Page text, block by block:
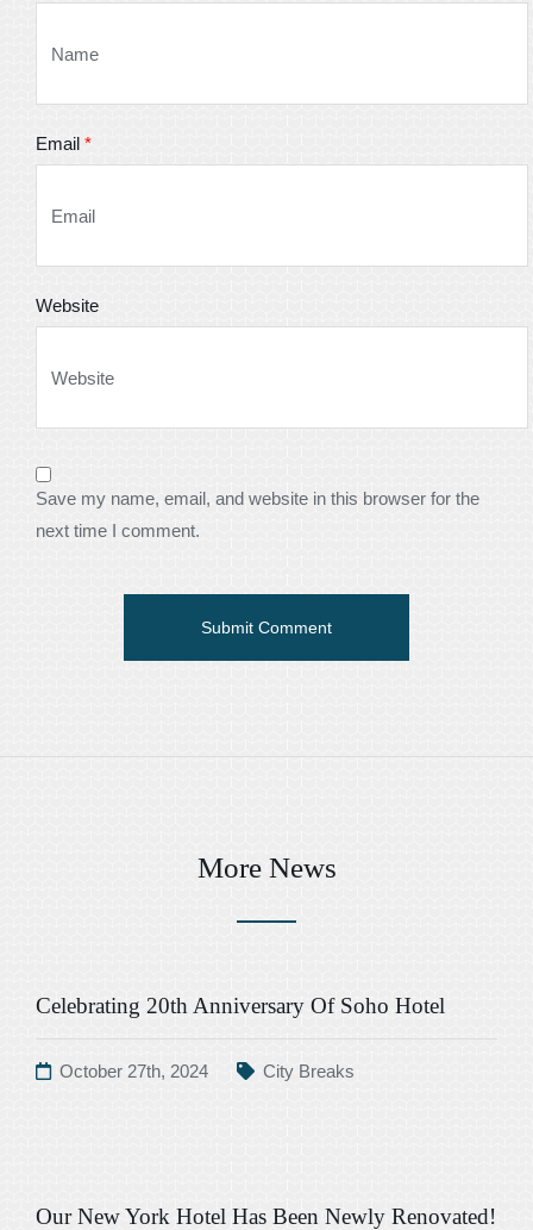
Email *
Website
Save my name, email, and website in this browser for the
next time I comment.
More News
Celebrating 20th Anniversary Of Soho Hotel
October 27th, 2024 City Breaks
Our New York Hotel Has Been Newly Renovated!